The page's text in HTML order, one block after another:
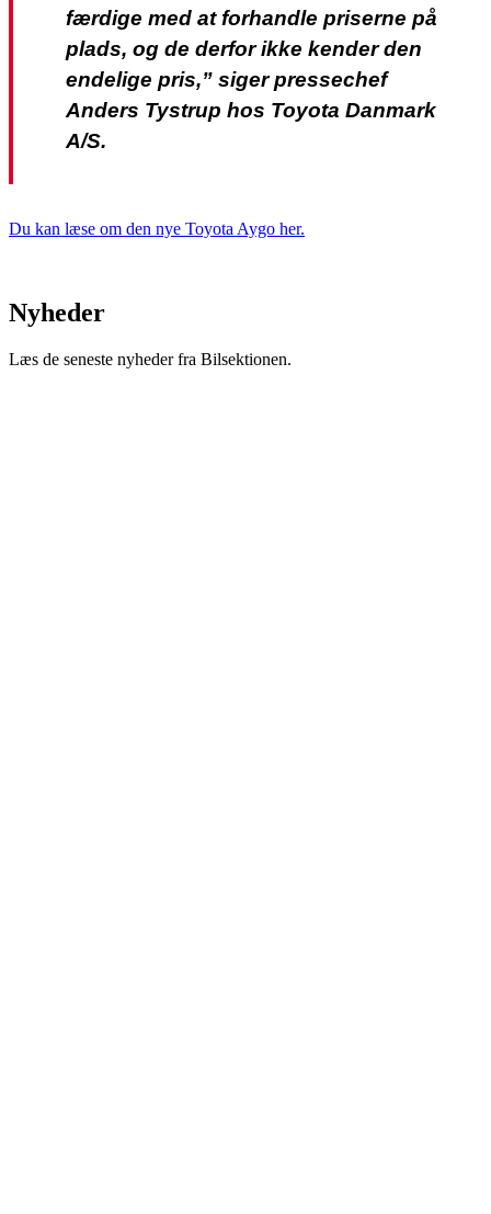
færdige med at forhandle priserne på
plads, og de derfor ikke kender den
endelige pris,” siger pressechef
Anders Tystrup hos Toyota Danmark
A/S.
Du kan læse om den nye Toyota Aygo her.
Nyheder
Læs de seneste nyheder fra Bilsektionen.